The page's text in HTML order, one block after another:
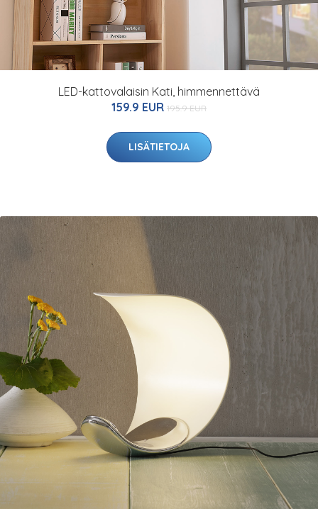
LED-kattovalaisin Kati, himmennettävä
159.9 EUR 195.9 EUR
LISÄTIETOJA